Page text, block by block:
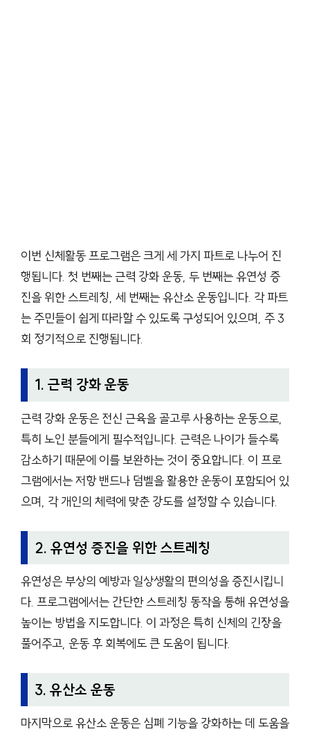
이번 신체활동 프로그램은 크게 세 가지 파트로 나누어 진
행됩니다. 첫 번째는 근력 강화 운동, 두 번째는 유연성 증
진을 위한 스트레칭, 세 번째는 유산소 운동입니다. 각 파트
는 주민들이 쉽게 따라할 수 있도록 구성되어 있으며, 주 3
회 정기적으로 진행됩니다.
1. 근력 강화 운동
근력 강화 운동은 전신 근육을 골고루 사용하는 운동으로,
특히 노인 분들에게 필수적입니다. 근력은 나이가 들수록
감소하기 때문에 이를 보완하는 것이 중요합니다. 이 프로
그램에서는 저항 밴드나 덤벨을 활용한 운동이 포함되어 있
으며, 각 개인의 체력에 맞춘 강도를 설정할 수 있습니다.
2. 유연성 증진을 위한 스트레칭
유연성은 부상의 예방과 일상생활의 편의성을 증진시킵니
다. 프로그램에서는 간단한 스트레칭 동작을 통해 유연성을
높이는 방법을 지도합니다. 이 과정은 특히 신체의 긴장을
풀어주고, 운동 후 회복에도 큰 도움이 됩니다.
3. 유산소 운동
마지막으로 유산소 운동은 심폐 기능을 강화하는 데 도움을